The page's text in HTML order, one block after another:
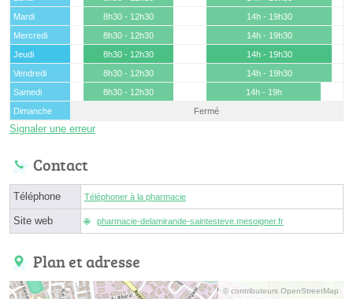
Mardi
8h30 - 12h30
14h - 19h30
Mercredi
8h30 - 12h30
14h - 19h30
Jeudi
8h30 - 12h30
14h - 19h30
Vendredi
8h30 - 12h30
14h - 19h30
Samedi
8h30 - 12h30
14h - 19h
Dimanche
Fermé
Signaler une erreur
Contact
Téléphone Téléphoner à la pharmacie
Site web pharmacie-delamirande-saintesteve.mesoigner.fr
Plan et adresse
© contributeurs OpenStreetMap